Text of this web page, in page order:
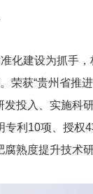
准化建设为抓手
获“贵州省推
投入、实施科
利10项、授
熟度提升技术